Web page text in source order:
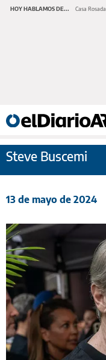
HOY HABLAMOS DE... Casa Rosada
Steve Buscemi
13 de mayo de 2024